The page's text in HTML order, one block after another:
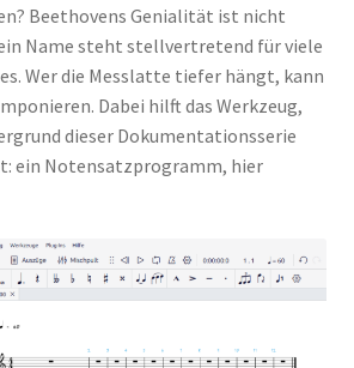
Beethovens Genialität ist nicht
Name steht stellvertretend für viele
Wer die Messlatte tiefer hängt, kann
Dabei hilft das Werkzeug,
dieser Dokumentationsserie
ein Notensatzprogramm, hier